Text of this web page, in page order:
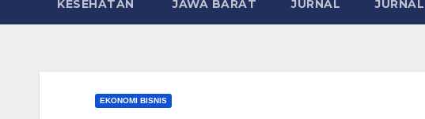
KESEHATAN JAWA BARAT JURNAL JURNAL
EKONOMI BISNIS